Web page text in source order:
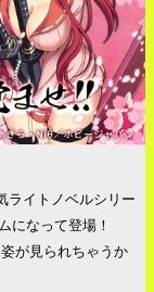
ライトノベルシリー
になって登場！
が見られちゃうか